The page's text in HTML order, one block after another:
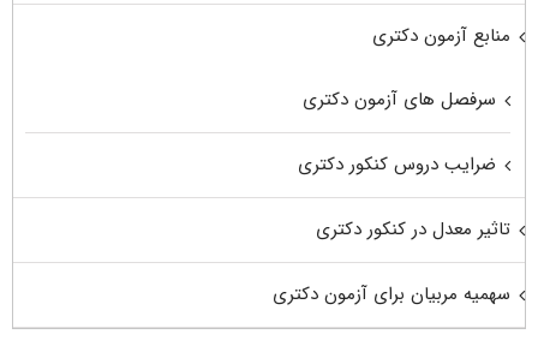
منابع آزمون دکتری
سرفصل های آزمون دکتری
ضرایب دروس کنکور دکتری
تاثیر معدل در کنکور دکتری
سهمیه مربیان برای آزمون دکتری